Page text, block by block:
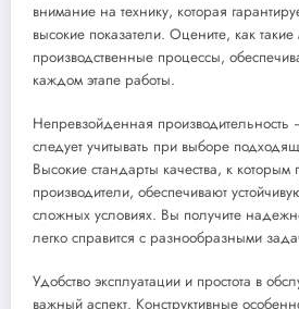
внимание на технику, которая
высокие показатели. Оцените, как
производственные процессы,
каждом этапе работы.
Непревзойденная производительность
следует учитывать при выборе
Высокие стандарты качества, к
производители, обеспечивают
сложных условиях. Вы получите
легко справится с разнообразными
Удобство эксплуатации и простота в
важный аспект. Конструктивные